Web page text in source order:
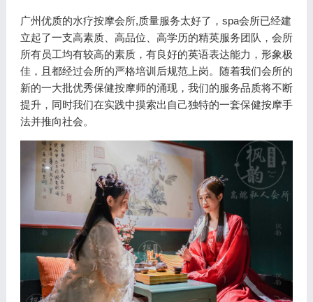
广州优质的水疗按摩会所,质量服务太好了，spa会所已经建
立起了一支高素质、高品位、高学历的精英服务团队，会所
所有员工均有较高的素质，有良好的英语表达能力，形象极
佳，且都经过会所的严格培训后规范上岗。随着我们会所的
新的一大批优秀保健按摩师的涌现，我们的服务品质将不断
提升，同时我们在实践中摸索出自己独特的一套保健按摩手
法并推向社会。